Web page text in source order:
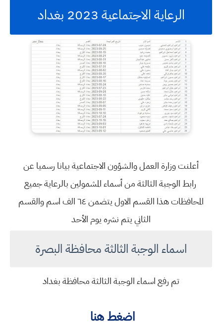
الرعاية الاجتماعية 2023 بغداد
أعلنت وزارة العمل والشؤون الاجتماعية بيانا رسميا عن
رابط الوجبة الثالثة من أسماء المشمولين بالرعاية جميع
المحافظات هذا القسم الاول يتضمن ٦٤ الف اسم والقسم
الثاني يتم نشره يوم الأحد
اسماء الوجبة الثالثة محافظة البصرة
تم رفع اسماء الوجبة الثالثة محافظة بغداد
اضغط هنا